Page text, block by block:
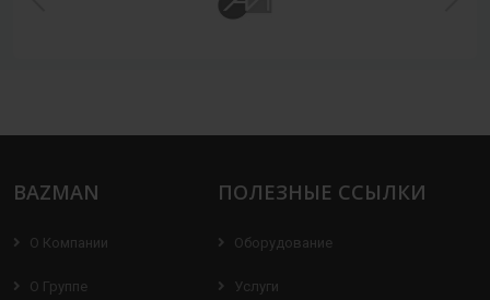
BAZMAN
О Компании
О Группе
ПОЛЕЗНЫЕ ССЫЛКИ
Оборудование
Услуги